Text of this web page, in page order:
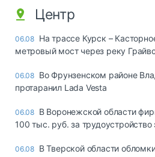
Центр
06.08 На трассе Курск –
метровый мост через реку
06.08 Во Фрунзенском районе
протаранил Lada Vesta
06.08 В Воронежской области
100 тыс. руб. за
06.08 В Тверской области